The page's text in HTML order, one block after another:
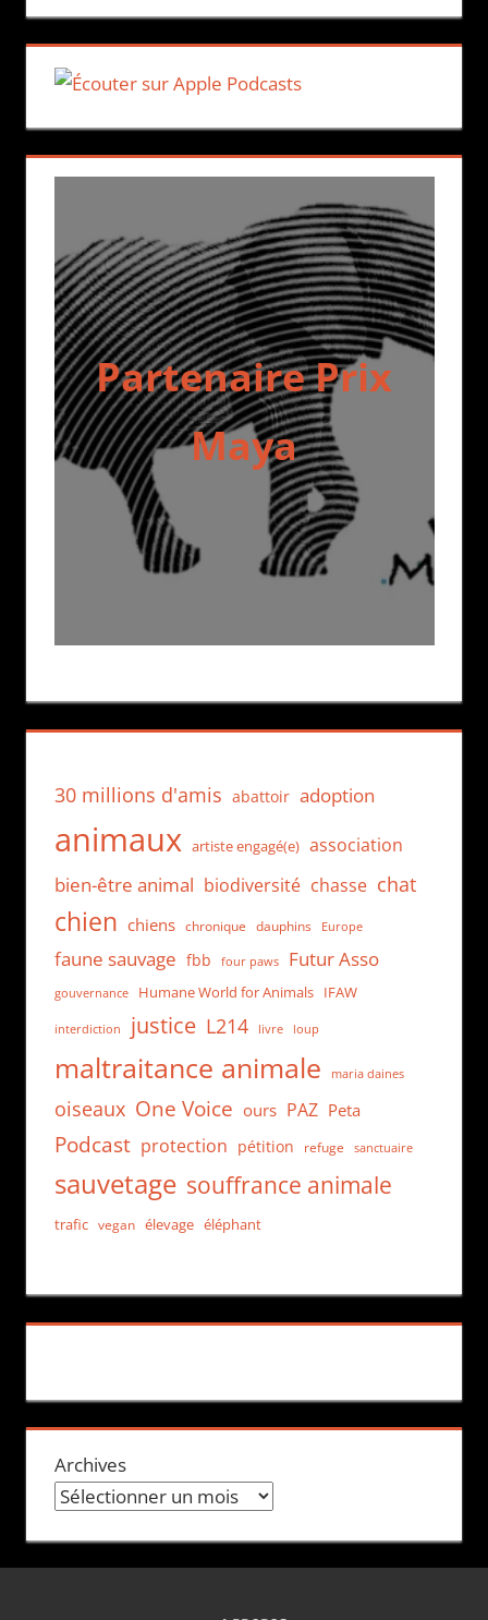
Partenaire Prix
Maya
30 millions d'amis abattoir adoption
animaux artiste engagé(e) association
bien-être animal biodiversité chasse chat
chien chiens chronique dauphins Europe
faune sauvage fbb four paws Futur Asso
gouvernance Humane World for Animals IFAW
interdiction justice L214 livre loup
maltraitance animale maria daines
oiseaux One Voice ours PAZ Peta
Podcast protection pétition refuge sanctuaire
sauvetage souffrance animale
trafic vegan élevage éléphant
Archives